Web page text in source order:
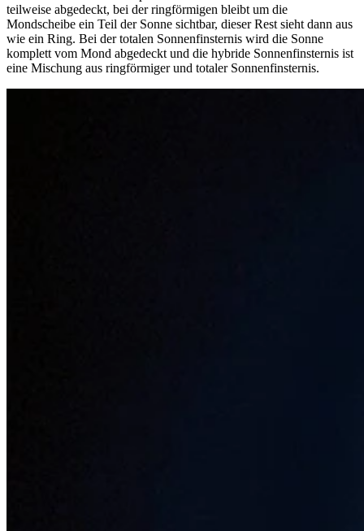
teilweise abgedeckt, bei der ringförmigen bleibt um die
Mondscheibe ein Teil der Sonne sichtbar, dieser Rest sieht dann aus
wie ein Ring. Bei der totalen Sonnenfinsternis wird die Sonne
komplett vom Mond abgedeckt und die hybride Sonnenfinsternis ist
eine Mischung aus ringförmiger und totaler Sonnenfinsternis.